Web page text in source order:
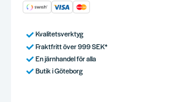
Kvalitetsverktyg
Fraktfritt över 999 SEK*
En järnhandel för alla
Butik i Göteborg